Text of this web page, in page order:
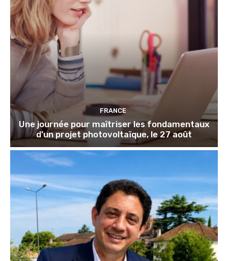
FRANCE
Une journée pour maîtriser les fondamentaux
d’un projet photovoltaïque, le 27 août